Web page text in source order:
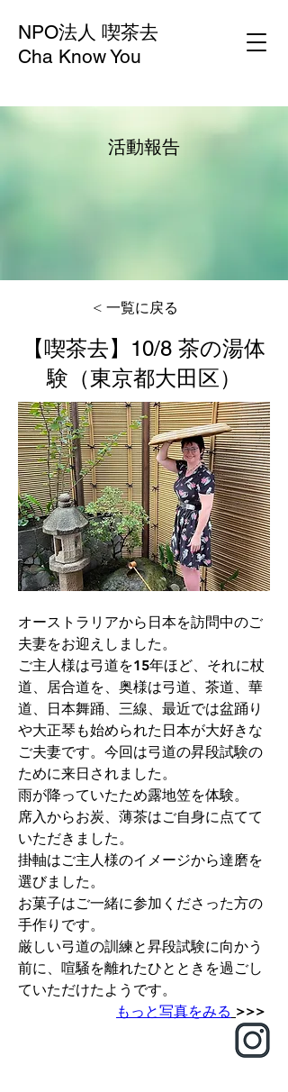
NPO法人 喫茶去
Cha Know You
活動報告
< 一覧に戻る
【喫茶去】10/8 茶の湯体
験（東京都大田区）
オーストラリアから日本を訪問中のご
夫妻をお迎えしました。
ご主人様は弓道を15年ほど、それに杖
道、居合道を、奥様は弓道、茶道、華
道、日本舞踊、三線、最近では盆踊り
や大正琴も始められた日本が大好きな
ご夫妻です。今回は弓道の昇段試験の
ために来日されました。
雨が降っていたため露地笠を体験。
席入からお炭、薄茶はご自身に点てて
いただきました。
掛軸はご主人様のイメージから達磨を
選びました。
お菓子はご一緒に参加くださった方の
手作りです。
厳しい弓道の訓練と昇段試験に向かう
前に、喧騒を離れたひとときを過ごし
ていただけたようです。
もっと写真をみる >>>